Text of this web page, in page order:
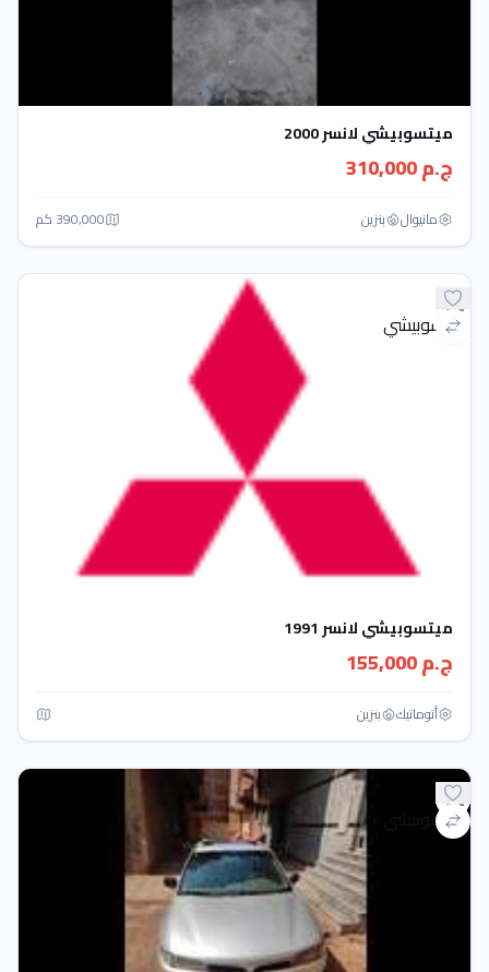
ميتسوبيشي لانسر 2000
ج.م 310,000
مانيوال بنزين 390,000 كم
ميتسوبيشي لانسر 1991
ج.م 155,000
أتوماتيك‎ بنزين